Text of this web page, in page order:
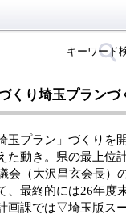
キーワード
くり埼玉プランづ
プラン」づくりを
た動き。県の最上位
会（大沢昌玄会長）
最終的には26年度
課では▽埼玉版ス